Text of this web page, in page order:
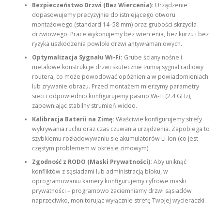
Bezpieczeństwo Drzwi (Bez Wiercenia): Urządzenie
dopasowujemy precyzyjnie do istniejącego otworu
montażowego (standard 14–58 mm) oraz grubości skrzydła
drzwiowego. Prace wykonujemy bez wiercenia, bez kurzu i bez
ryzyka uszkodzenia powłoki drzwi antywłamaniowych.
Optymalizacja Sygnału Wi-Fi: Grube ściany nośne i
metalowe konstrukcje drzwi skutecznie tłumią sygnał radiowy
routera, co może powodować opóźnienia w powiadomieniach
lub zrywanie obrazu. Przed montażem mierzymy parametry
sieci i odpowiednio konfigurujemy pasmo Wi-Fi (2.4 GHz),
zapewniając stabilny strumień wideo.
Kalibracja Baterii na Zimę: Właściwie konfigurujemy strefy
wykrywania ruchu oraz czas czuwania urządzenia. Zapobiega to
szybkiemu rozładowywaniu się akumulatorów Li-Ion (co jest
częstym problemem w okresie zimowym).
Zgodność z RODO (Maski Prywatności): Aby uniknąć
konfliktów z sąsiadami lub administracją bloku, w
oprogramowaniu kamery konfigurujemy cyfrowe maski
prywatności – programowo zaciemniamy drzwi sąsiadów
naprzeciwko, monitorując wyłącznie strefę Twojej wycieraczki.